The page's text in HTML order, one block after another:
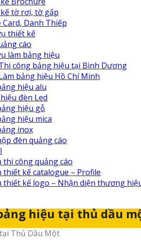
tờ rơi, tờ gấp
Card, Danh Thiếp
thiết kế
cáo
làm bảng hiệu
công bảng hiệu tại Bình Dương
bảng hiệu Hồ Chí Minh
hiệu alu
đèn Led
hiệu gỗ
hiệu mica
inox
đèn quảng cáo
thi công quảng cáo
thiết kế catalogue – Profile
thiết kế logo – Nhận diện thương
hiệu tại thủ dầu